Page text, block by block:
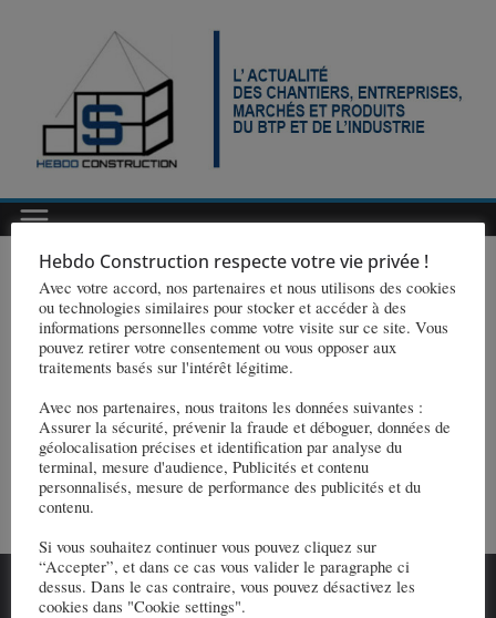
annuaire 2
[connections]
About Us
Hebdo Construction respecte votre vie privée !
Avec votre accord, nos partenaires et nous utilisons des cookies
ou technologies similaires pour stocker et accéder à des
informations personnelles comme votre visite sur ce site. Vous
pouvez retirer votre consentement ou vous opposer aux
traitements basés sur l'intérêt légitime.
Avec nos partenaires, nous traitons les données suivantes :
Assurer la sécurité, prévenir la fraude et déboguer, données de
géolocalisation précises et identification par analyse du
terminal, mesure d'audience, Publicités et contenu
personnalisés, mesure de performance des publicités et du
contenu.
Si vous souhaitez continuer vous pouvez cliquez sur
“Accepter”, et dans ce cas vous valider le paragraphe ci
dessus. Dans le cas contraire, vous pouvez désactivez les
cookies dans "Cookie settings".